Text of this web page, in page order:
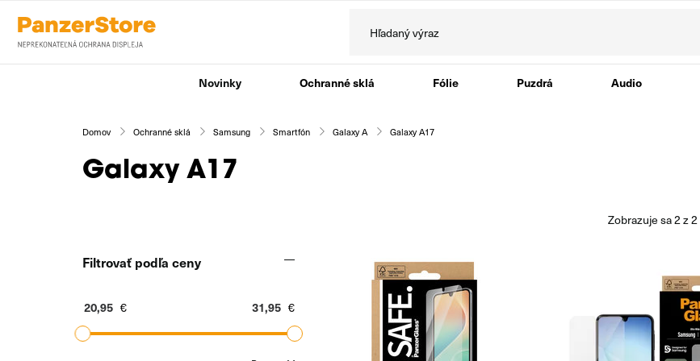
Novinky Ochranné sklá Fólie Puzdrá Audio
Domov Ochranné sklá Samsung Smartfón Galaxy A Galaxy A17
Galaxy A17
Filtrovať podľa ceny
€ €
zobrazuje sa2 z 2